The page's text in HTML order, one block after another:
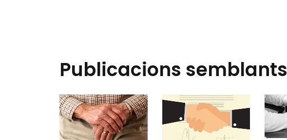
Publicacions semblants